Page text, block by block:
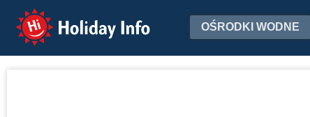
Holiday Info OŚRODKI WODNE